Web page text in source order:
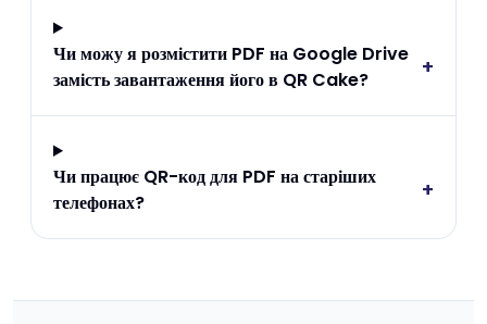
Чи можу я розмістити PDF на Google Drive
замість завантаження його в QR Cake?
+
Чи працює QR-код для PDF на старіших
телефонах?
+